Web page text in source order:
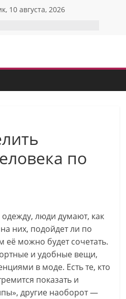
10 августа, 2026
по
люди думают, как
них, подойдет ли по
её можно будет сочетать.
и удобные вещи,
в моде. Есть те, кто
показать и
другие наоборот —